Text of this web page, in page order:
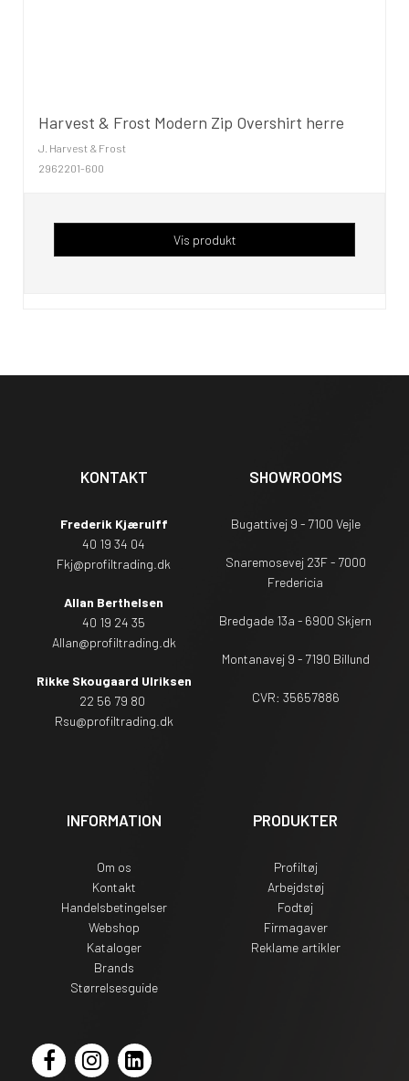
Harvest & Frost Modern Zip Overshirt herre
J. Harvest & Frost
2962201-600
Vis produkt
KONTAKT
Frederik Kjærulff
40 19 34 04
Fkj@profiltrading.dk
Allan Berthelsen
40 19 24 35
Allan@profiltrading.dk
Rikke Skougaard Ulriksen
22 56 79 80
Rsu@profiltrading.dk
SHOWROOMS
Bugattivej 9 - 7100 Vejle
Snaremosevej 23F - 7000
Fredericia
Bredgade 13a - 6900 Skjern
Montanavej 9 - 7190 Billund
CVR: 35657886
INFORMATION
Om os
Kontakt
Handelsbetingelser
Webshop
Kataloger
Brands
Størrelsesguide
PRODUKTER
Profiltøj
Arbejdstøj
Fodtøj
Firmagaver
Reklame artikler